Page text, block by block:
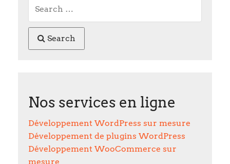
Search
Nos services en ligne
Développement WordPress sur mesure
Développement de plugins WordPress
Développement WooCommerce sur
mesure